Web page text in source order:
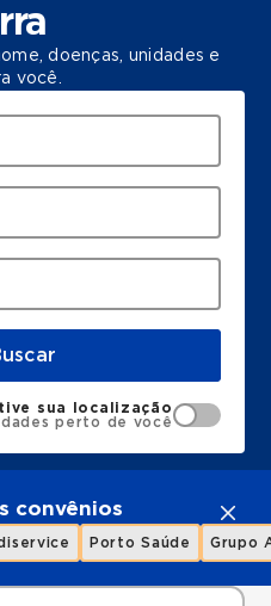
doenças, unidades e
você.
sua localização
perto de você
convênios
Porto Saúde Grupo